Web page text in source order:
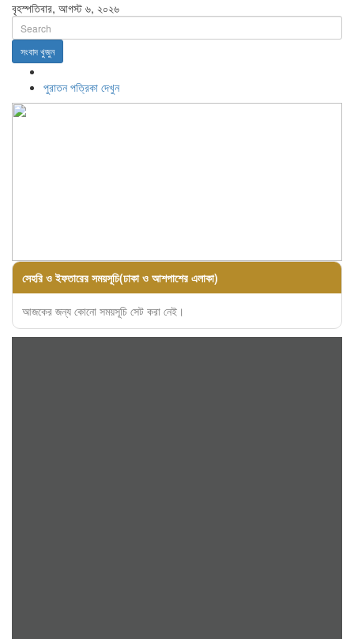
বৃহস্পতিবার, আগস্ট ৬, ২০২৬
সংবাদ খুজুন
পুরাতন পত্রিকা দেখুন
সেহরি ও ইফতারের সময়সূচি(ঢাকা ও আশপাশের এলাকা)
আজকের জন্য কোনো সময়সূচি সেট করা নেই।